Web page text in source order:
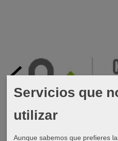
Servicios que
utilizar
Aunque sabemos que prefieres